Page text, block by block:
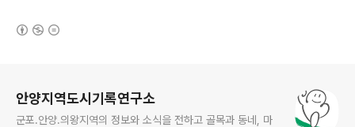
안양지역도시기록연구소
군포.안양.의왕지역의 정보와 소식을 전하고 골목과 동네, 마